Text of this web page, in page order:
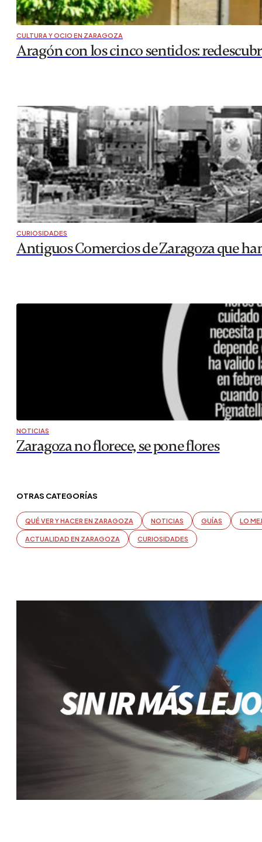
CULTURA Y OCIO EN ZARAGOZA
Aragón con los cinco sentidos:
CURIOSIDADES
Antiguos Comercios de Zaragoza que
NOTICIAS
Zaragoza no florece, se pone flores
OTRAS CATEGORÍAS
QUÉ VER Y HACER EN ZARAGOZA NOTICIAS GUÍAS LO
ACTUALIDAD EN ZARAGOZA CURIOSIDADES